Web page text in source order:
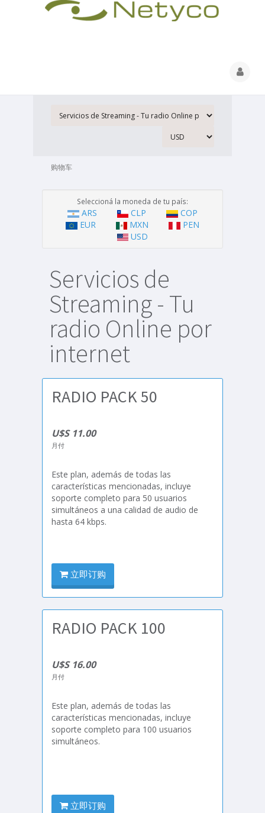
购物车
Seleccioná la moneda de tu país:
ARS CLP
COP
EUR
MXN
PEN
USD
Servicios de
Streaming - Tu
radio Online por
internet
RADIO PACK 50
U$S 11.00
月付
Este plan, además de todas las
características mencionadas, incluye
soporte completo para 50 usuarios
simultáneos a una calidad de audio de
hasta 64 kbps.
立即订购
RADIO PACK 100
U$S 16.00
月付
Este plan, además de todas las
características mencionadas, incluye
soporte completo para 100 usuarios
simultáneos.
立即订购